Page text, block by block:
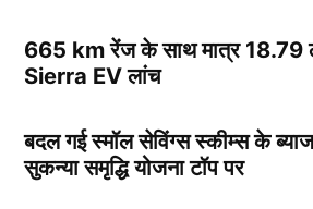
665 km रेंज के साथ मात्र 18.79
Sierra EV लांच
बदल गई स्मॉल सेविंग्स स्कीम्स के
सुकन्या समृद्धि योजना टॉप पर